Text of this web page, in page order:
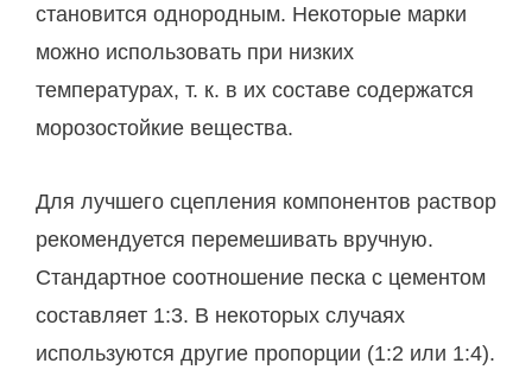
становится однородным. Некоторые марки
можно использовать при низких
температурах, т. к. в их составе содержатся
морозостойкие вещества.
Для лучшего сцепления компонентов раствор
рекомендуется перемешивать вручную.
Стандартное соотношение песка с цементом
составляет 1:3. В некоторых случаях
используются другие пропорции (1:2 или 1:4).